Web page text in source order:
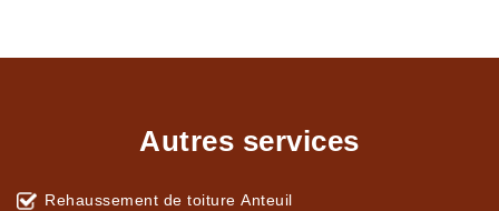
Autres services
Rehaussement de toiture Anteuil